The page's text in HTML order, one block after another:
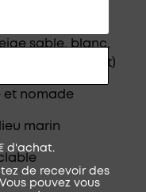
sable, blanc,
turquoise et vert)
et nomade
marin
d'achat.
de recevoir des
pouvez vous